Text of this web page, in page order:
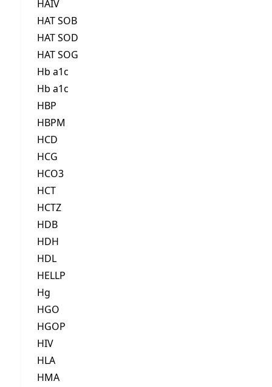
HAIV
HAT SOB
HAT SOD
HAT SOG
Hb a1c
Hb a1c
HBP
HBPM
HCD
HCG
HCO3
HCT
HCTZ
HDB
HDH
HDL
HELLP
Hg
HGO
HGOP
HIV
HLA
HMA